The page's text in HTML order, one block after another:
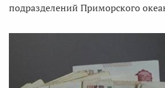
подразделений Приморского